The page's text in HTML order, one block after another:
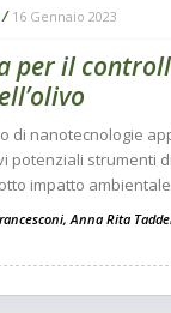
16 Gennaio 2023
per il
di nanotecnologie
potenziali strumenti
impatto ambientale
,Anna Rita